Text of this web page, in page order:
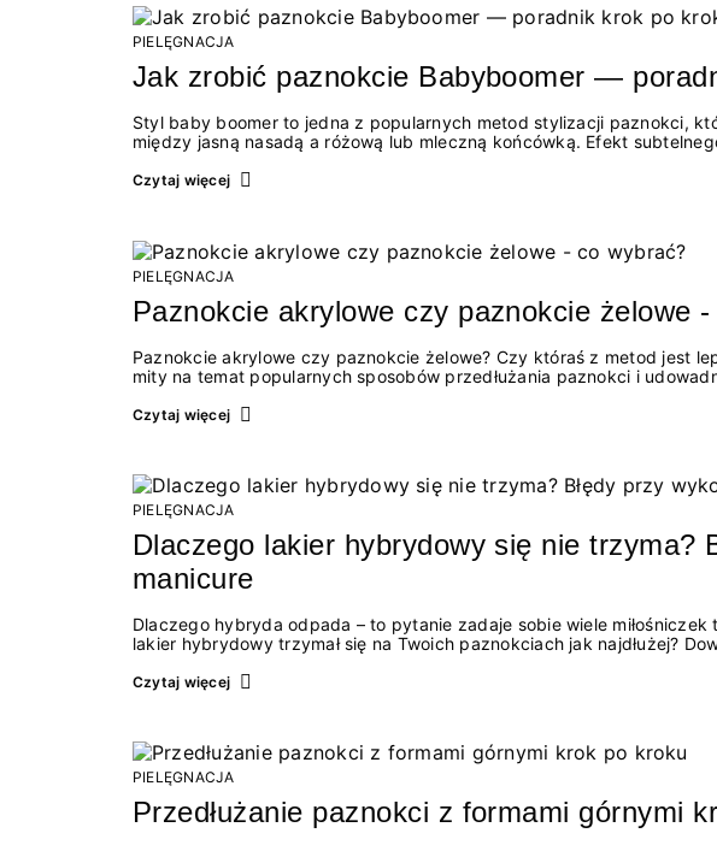
PIELĘGNACJA
Jak zrobić paznokcie Babyboomer —
Styl baby boomer to jedna z popularnych metod stylizacji paznokci,
między jasną nasadą a różową lub mleczną końcówką. Efekt
sprawdza się zarówno na co dzień, jak i przy okazjach wymagających
Czytaj więcej
PIELĘGNACJA
Paznokcie akrylowe czy paznokcie żelowe
Paznokcie akrylowe czy paznokcie żelowe? Czy któraś z metod jest
mity na temat popularnych sposobów przedłużania paznokci i
Czytaj więcej
PIELĘGNACJA
Dlaczego lakier hybrydowy się nie trzyma?
manicure
Dlaczego hybryda odpada – to pytanie zadaje sobie wiele
lakier hybrydowy trzymał się na Twoich paznokciach jak najdłużej?
tygodni!
Czytaj więcej
PIELĘGNACJA
Przedłużanie paznokci z formami górnymi